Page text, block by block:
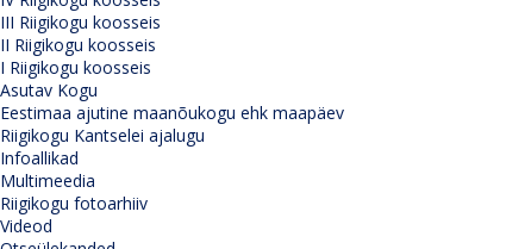
III Riigikogu koosseis
II Riigikogu koosseis
I Riigikogu koosseis
Asutav Kogu
Eestimaa ajutine maanõukogu ehk maapäev
Riigikogu Kantselei ajalugu
Infoallikad
Multimeedia
Riigikogu fotoarhiiv
Videod